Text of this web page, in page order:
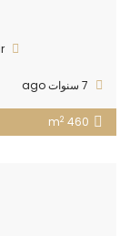
460 m
2